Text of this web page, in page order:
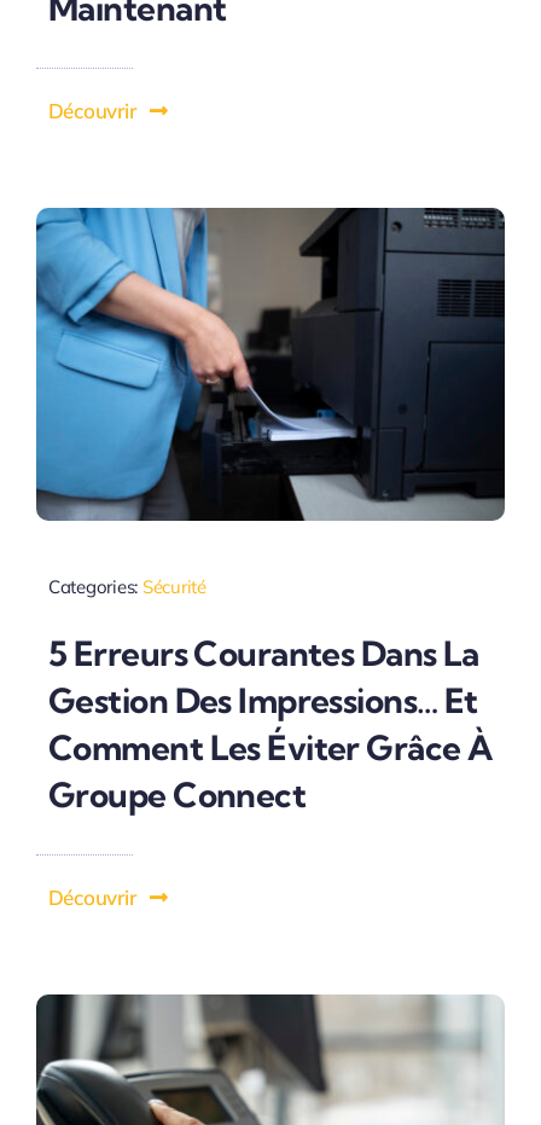
Découvrir
Categories: Sécurité
5 Erreurs Courantes Dans La
Gestion Des Impressions… Et
Comment Les Éviter Grâce À
Groupe Connect
Découvrir